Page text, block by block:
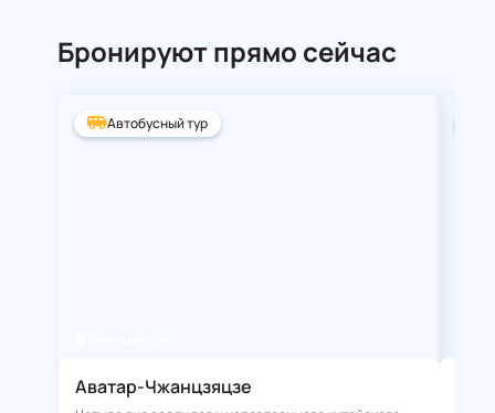
Бронируют прямо сейчас
Автобусный тур
Аватар-Чжанцзяцзе